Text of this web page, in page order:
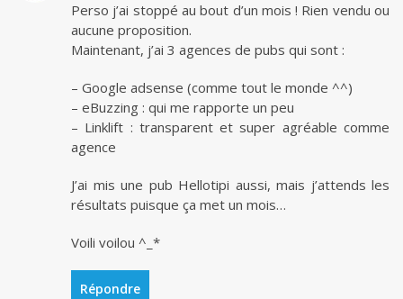
Perso j’ai stoppé au bout d’un mois ! Rien vendu ou
aucune proposition.
Maintenant, j’ai 3 agences de pubs qui sont :
– Google adsense (comme tout le monde ^^)
– eBuzzing : qui me rapporte un peu
– Linklift : transparent et super agréable comme
agence
J’ai mis une pub Hellotipi aussi, mais j’attends les
résultats puisque ça met un mois…
Voili voilou ^_*
Répondre